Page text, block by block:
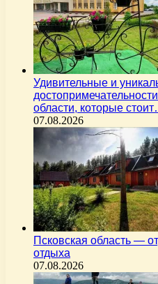
Удивительные и
области, которые
07.08.2026
Псковская область —
отдыха
07.08.2026